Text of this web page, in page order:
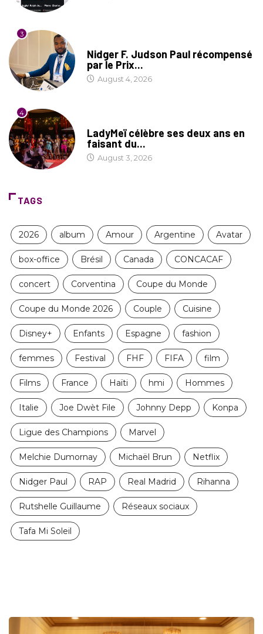
3
Nidger F. Judson Paul récompensé
par le Prix...
August 4, 2026
4
LadyMeï célèbre ses deux ans en
faisant du...
August 3, 2026
TAGS
2026 album Amour Argentine Avatar
box-office Brésil Canada CONCACAF
concert Corventina Coupe du Monde
Coupe du Monde 2026 Couple Cuisine
Disney+ Enfants Espagne fashion
femmes Festival FHF FIFA film
Films France Haïti hmi Hommes
Italie Joe Dwèt File Johnny Depp Konpa
Ligue des Champions Marvel
Melchie Dumornay Michaël Brun Netflix
Nidger Paul RAP Real Madrid Rihanna
Rutshelle Guillaume Réseaux sociaux
Tafa Mi Soleil